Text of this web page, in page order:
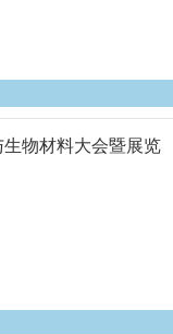
物材料大会暨展览